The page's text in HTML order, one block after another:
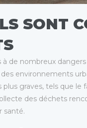
SONT
de nombreux
environnements
graves, tels que
des déchets
santé.